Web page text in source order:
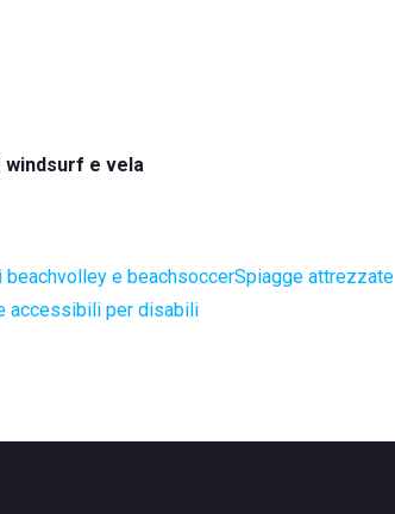
e vela
beachvolley e beachsoccerSpiagge attrezzate
accessibili per disabili